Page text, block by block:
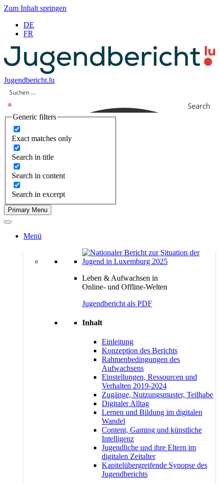
Zum Inhalt springen
DE
FR
Jugendbericht.lu
Search
Generic filters
Exact matches only
Search in title
Search in content
Search in excerpt
Primary Menu
Menü
Leben & Aufwachsen in
Online- und Offline-Welten
Jugendbericht als PDF
Inhalt
Einleitung
Konzeption des Berichts
Rahmenbedingungen des
Aufwachsens
Einstellungen, Ressourcen und
Verhalten 2019-2024
Zugänge, Nutzungsmuster, Teilhabe
Digitaler Alltag
Lernen und Bildung im digitalen
Wandel
Content, Gaming und künstliche
Intelligenz
Jugendliche und ihre Eltern im
digitalen Zeitalter
Kapitelübergreifende Synopse des
Jugendberichts